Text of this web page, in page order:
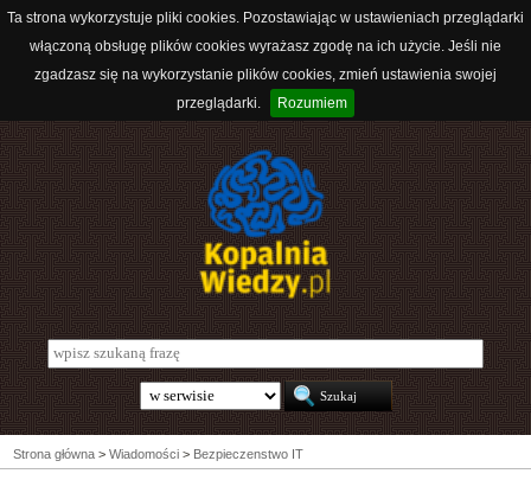
Ta strona wykorzystuje pliki cookies. Pozostawiając w ustawieniach przeglądarki
włączoną obsługę plików cookies wyrażasz zgodę na ich użycie. Jeśli nie
zgadzasz się na wykorzystanie plików cookies, zmień ustawienia swojej
przeglądarki.
Rozumiem
Strona główna > Wiadomości > Bezpieczenstwo IT